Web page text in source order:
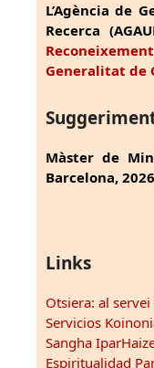
L’Agència de
Recerca
Generalitat de
Màster de
Barcelona,
Links
Otsiera: al
Servicios
Sangha
Espiritualidad